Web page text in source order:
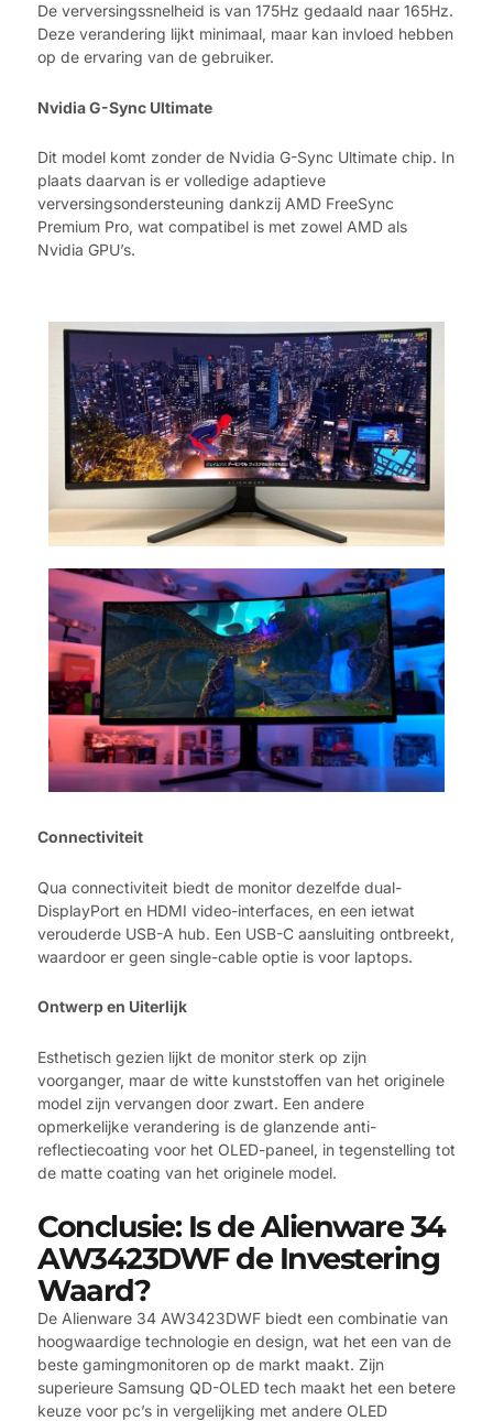
De verversingssnelheid is van 175Hz gedaald naar 165Hz.
Deze verandering lijkt minimaal, maar kan invloed hebben
op de ervaring van de gebruiker.
Nvidia G-Sync Ultimate
Dit model komt zonder de Nvidia G-Sync Ultimate chip. In
plaats daarvan is er volledige adaptieve
verversingsondersteuning dankzij AMD FreeSync
Premium Pro, wat compatibel is met zowel AMD als
Nvidia GPU’s.
Connectiviteit
Qua connectiviteit biedt de monitor dezelfde dual-
DisplayPort en HDMI video-interfaces, en een ietwat
verouderde USB-A hub. Een USB-C aansluiting ontbreekt,
waardoor er geen single-cable optie is voor laptops.
Ontwerp en Uiterlijk
Esthetisch gezien lijkt de monitor sterk op zijn
voorganger, maar de witte kunststoffen van het originele
model zijn vervangen door zwart. Een andere
opmerkelijke verandering is de glanzende anti-
reflectiecoating voor het OLED-paneel, in tegenstelling tot
de matte coating van het originele model.
Conclusie: Is de Alienware 34
AW3423DWF de Investering
Waard?
De Alienware 34 AW3423DWF biedt een combinatie van
hoogwaardige technologie en design, wat het een van de
beste gamingmonitoren op de markt maakt. Zijn
superieure Samsung QD-OLED tech maakt het een betere
keuze voor pc’s in vergelijking met andere OLED